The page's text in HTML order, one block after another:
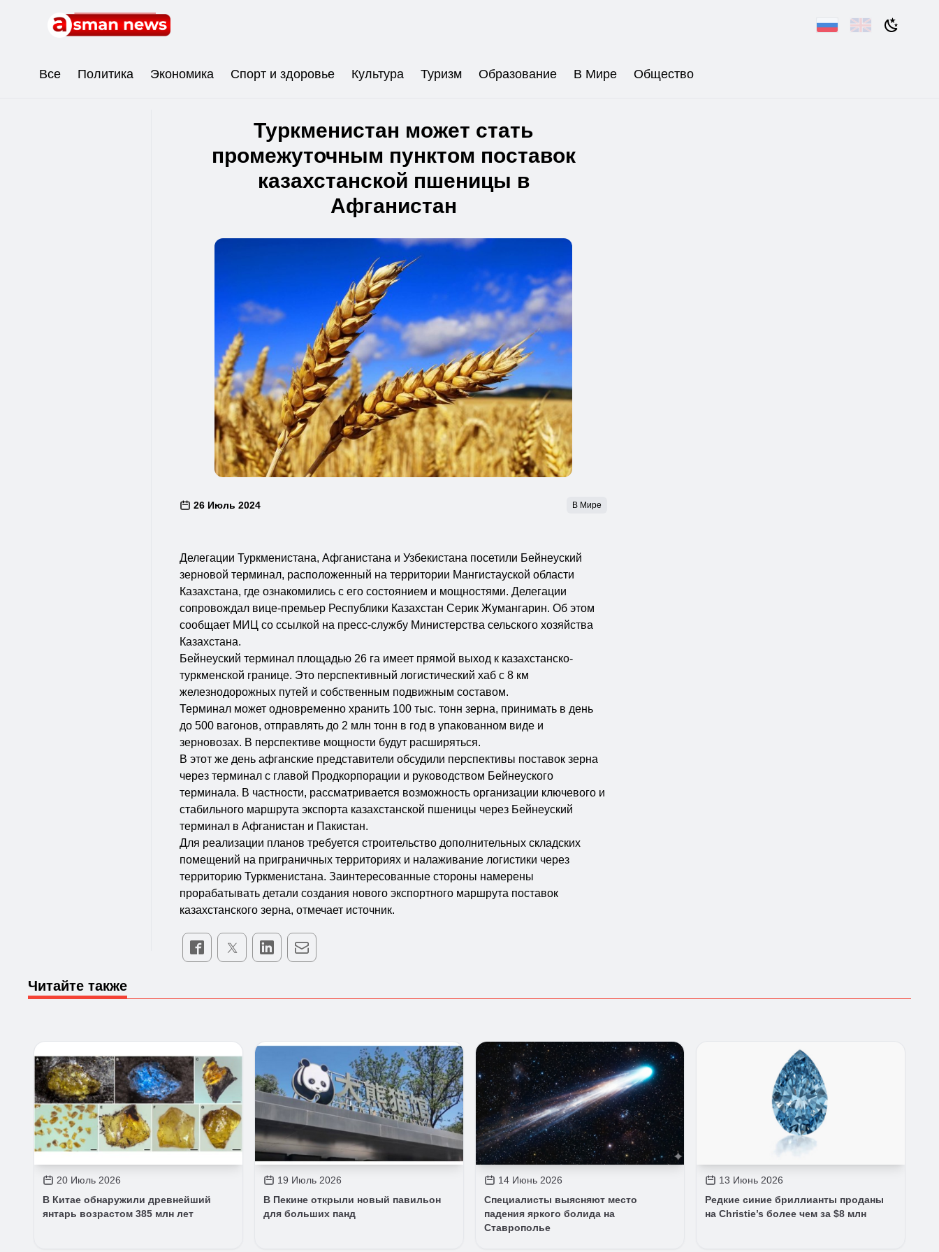
Все Политика Экономика Спорт и здоровье Культура Туризм Образование В Мире Общество
Туркменистан может стать
промежуточным пунктом поставок
казахстанской пшеницы в
Афганистан
26 Июль 2024 В Мире
Делегации Туркменистана, Афганистана и Узбекистана посетили Бейнеуский
зерновой терминал, расположенный на территории Мангистауской области
Казахстана, где ознакомились с его состоянием и мощностями. Делегации
сопровождал вице-премьер Республики Казахстан Серик Жумангарин. Об этом
сообщает МИЦ со ссылкой на пресс-службу Министерства сельского хозяйства
Казахстана.
Бейнеуский терминал площадью 26 га имеет прямой выход к казахстанско-
туркменской границе. Это перспективный логистический хаб с 8 км
железнодорожных путей и собственным подвижным составом.
Терминал может одновременно хранить 100 тыс. тонн зерна, принимать в день
до 500 вагонов, отправлять до 2 млн тонн в год в упакованном виде и
зерновозах. В перспективе мощности будут расширяться.
В этот же день афганские представители обсудили перспективы поставок зерна
через терминал с главой Продкорпорации и руководством Бейнеуского
терминала. В частности, рассматривается возможность организации ключевого и
стабильного маршрута экспорта казахстанской пшеницы через Бейнеуский
терминал в Афганистан и Пакистан.
Для реализации планов требуется строительство дополнительных складских
помещений на приграничных территориях и налаживание логистики через
территорию Туркменистана. Заинтересованные стороны намерены
прорабатывать детали создания нового экспортного маршрута поставок
казахстанского зерна, отмечает источник.
Читайте также
20 Июль 2026
В Китае обнаружили древнейший
янтарь возрастом 385 млн лет
19 Июль 2026
В Пекине открыли новый павильон
для больших панд
14 Июнь 2026
Специалисты выясняют место
падения яркого болида на
Ставрополье
13 Июнь 2026
Редкие синие бриллианты проданы
на Christie’s более чем за $8 млн